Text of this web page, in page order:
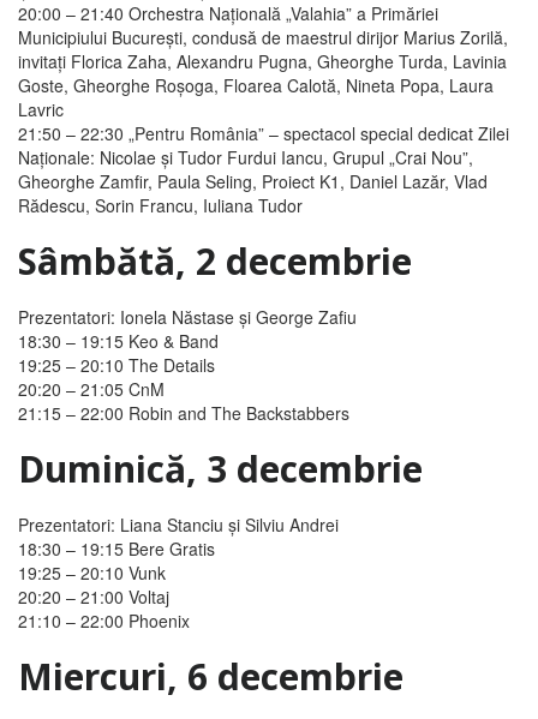
20:00 – 21:40 Orchestra Naţională „Valahia” a Primăriei
Municipiului Bucureşti, condusă de maestrul dirijor Marius Zorilă,
invitaţi Florica Zaha, Alexandru Pugna, Gheorghe Turda, Lavinia
Goste, Gheorghe Roşoga, Floarea Calotă, Nineta Popa, Laura
Lavric
21:50 – 22:30 „Pentru România” – spectacol special dedicat Zilei
Naţionale: Nicolae și Tudor Furdui Iancu, Grupul „Crai Nou”,
Gheorghe Zamfir, Paula Seling, Proiect K1, Daniel Lazăr, Vlad
Rădescu, Sorin Francu, Iuliana Tudor
Sâmbătă, 2 decembrie
Prezentatori: Ionela Năstase şi George Zafiu
18:30 – 19:15 Keo & Band
19:25 – 20:10 The Details
20:20 – 21:05 CnM
21:15 – 22:00 Robin and The Backstabbers
Duminică, 3 decembrie
Prezentatori: Liana Stanciu şi Silviu Andrei
18:30 – 19:15 Bere Gratis
19:25 – 20:10 Vunk
20:20 – 21:00 Voltaj
21:10 – 22:00 Phoenix
Miercuri, 6 decembrie